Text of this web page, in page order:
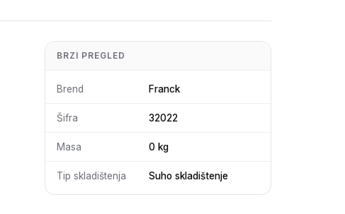
BRZI PREGLED
Brend Franck
Šifra 32022
Masa 0 kg
Tip skladištenja Suho skladištenje